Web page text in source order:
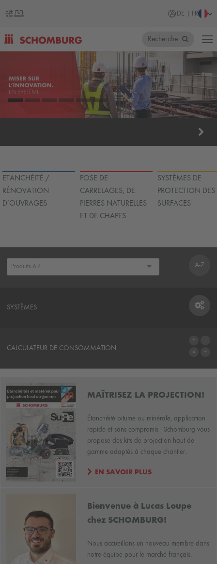
DE | FR
SCHOMBURG
Allemagne
Recherche
POSE DE CARRELAGES, DE
ETANCHÉITÉ /
RÉNOVATION
D’OUVRAGES
POSE DE
CARRELAGES, DE
PIERRES NATURELLES
ET DE CHAPES
SYSTÈMES DE
PROTECTION DES
SURFACES
A-Z
SYSTÈMES
SYSTÈMES
CALCULATEUR DE CONSOMMATION
MAÎTRISEZ LA PROJECTION!
Étanchéité bitume ou minérale, application
rapide et sans compromis - Schomburg vous
propose des kits de projection haut de
gamme adaptés à chaque chantier.
EN SAVOIR PLUS
Bienvenue à Lucas Loupe
chez SCHOMBURG!
Nous accueillons un nouveau membre dans
notre équipe pour le marché français.